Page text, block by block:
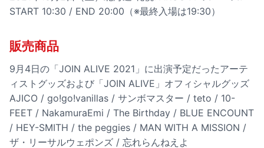
START 10:30 / END 20:00（※最終入場は19:30）
販売商品
9月4日の「JOIN ALIVE 2021」に出演予定だったアーテ
ィストグッズおよび「JOIN ALIVE」オフィシャルグッズ
AJICO / go!go!vanillas / サンボマスター / teto / 10-
FEET / NakamuraEmi / The Birthday / BLUE ENCOUNT
/ HEY-SMITH / the peggies / MAN WITH A MISSION /
ザ・リーサルウェポンズ / 忘れらんねえよ